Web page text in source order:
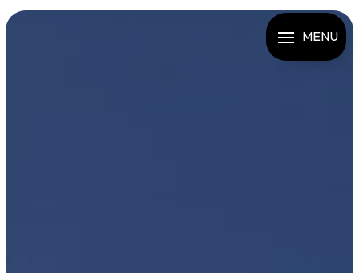
MENU
Panneau de gestion des cookies